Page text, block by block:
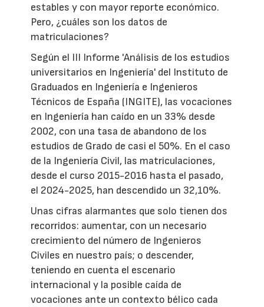
estables y con mayor reporte económico.
Pero, ¿cuáles son los datos de
matriculaciones?
Según el III Informe 'Análisis de los estudios
universitarios en Ingeniería' del Instituto de
Graduados en Ingeniería e Ingenieros
Técnicos de España (INGITE), las vocaciones
en Ingeniería han caído en un 33% desde
2002, con una tasa de abandono de los
estudios de Grado de casi el 50%. En el caso
de la Ingeniería Civil, las matriculaciones,
desde el curso 2015-2016 hasta el pasado,
el 2024-2025, han descendido un 32,10%.
Unas cifras alarmantes que solo tienen dos
recorridos: aumentar, con un necesario
crecimiento del número de Ingenieros
Civiles en nuestro país; o descender,
teniendo en cuenta el escenario
internacional y la posible caída de
vocaciones ante un contexto bélico cada